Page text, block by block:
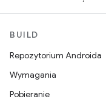
BUILD
Repozytorium Androida
Wymagania
Pobieranie